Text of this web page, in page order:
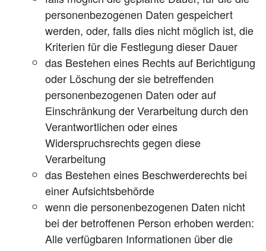
personenbezogenen Daten gespeichert
werden, oder, falls dies nicht möglich ist, die
Kriterien für die Festlegung dieser Dauer
das Bestehen eines Rechts auf Berichtigung
oder Löschung der sie betreffenden
personenbezogenen Daten oder auf
Einschränkung der Verarbeitung durch den
Verantwortlichen oder eines
Widerspruchsrechts gegen diese
Verarbeitung
das Bestehen eines Beschwerderechts bei
einer Aufsichtsbehörde
wenn die personenbezogenen Daten nicht
bei der betroffenen Person erhoben werden:
Alle verfügbaren Informationen über die